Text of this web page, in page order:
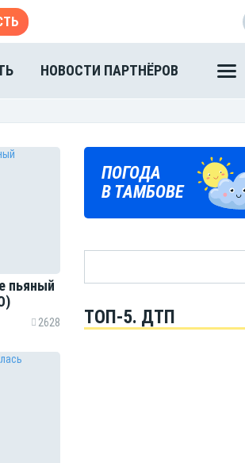
НОВОСТИ ПАРТНЁРОВ
пьяный
2628
ГОРОСКОП
НА КАЖДЫЙ ДЕНЬ
ПОГОДА
В ТАМБОВЕ
ТОП-5. ДТП